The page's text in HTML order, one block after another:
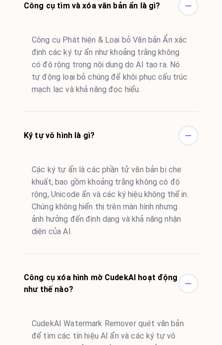
Công cụ tìm và xóa văn bản ẩn là gì?
Công cụ Phát hiện & Loại bỏ Văn bản Ẩn xác
định các ký tự ẩn như khoảng trắng không
có độ rộng trong nội dung do AI tạo ra. Nó
tự động loại bỏ chúng để khôi phục cấu trúc
mạch lạc và khả năng đọc hiểu.
Ký tự vô hình là gì?
Các ký tự ẩn là các phần tử văn bản bị che
khuất, bao gồm khoảng trắng không có độ
rộng, Unicode ẩn và các ký hiệu không thể in.
Chúng không hiển thị trên màn hình nhưng
ảnh hưởng đến định dạng và khả năng nhận
diện của AI.
Công cụ xóa hình mờ CudekAI hoạt động
như thế nào?
CudekAI Watermark Remover quét văn bản
để tìm các tín hiệu AI ẩn và các ký tự vô